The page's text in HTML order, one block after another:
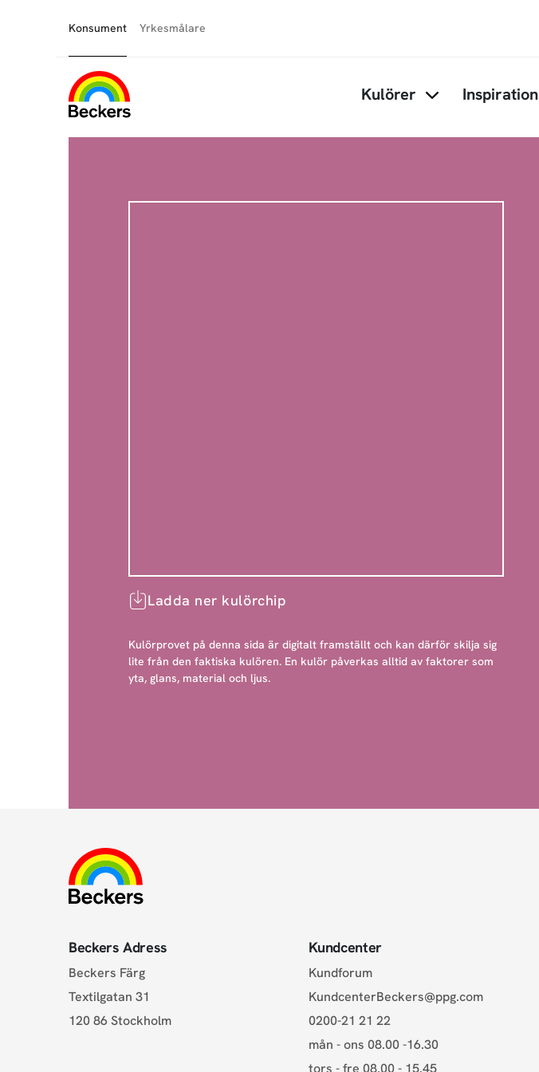
Konsument Yrkesmålare
Kulörer Inspiration
Ladda ner kulörchip
Kulörprovet på denna sida är digitalt framställt och kan därför skilja sig
lite från den faktiska kulören. En kulör påverkas alltid av faktorer som
yta, glans, material och ljus.
Beckers Adress
Beckers Färg
Textilgatan 31
120 86 Stockholm
Kundcenter
Kundforum
KundcenterBeckers@ppg.com
0200-21 21 22
mån - ons 08.00 -16.30
tors - fre 08.00 - 15.45